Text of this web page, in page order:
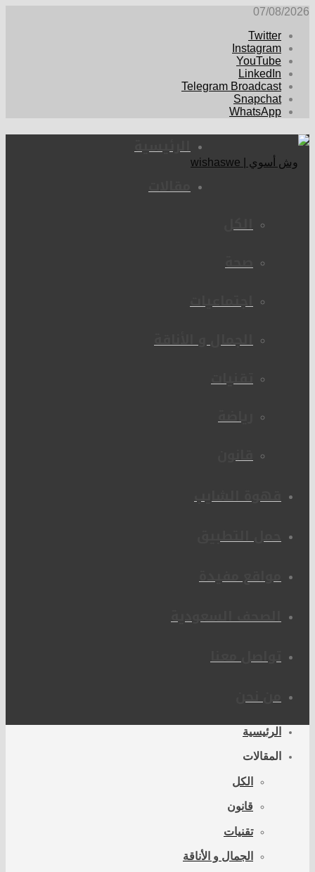
07/08/2026
Twitter
Instagram
YouTube
LinkedIn
Telegram Broadcast
Snapchat
WhatsApp
الرئيسية
مقالات
الكل
صحة
اجتماعيات
الجمال و الأناقة
تقنيات
رياضة
قانون
قهوة الشايب
حمل التطبيق
مواقع مفيدة
الصحف السعودية
تواصل معنا
من نحن
الرئيسية
المقالات
الكل
قانون
تقنيات
الجمال و الأناقة